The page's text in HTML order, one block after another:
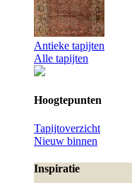
Antieke tapijten
Alle tapijten
Hoogtepunten
Tapijtoverzicht
Nieuw binnen
Inspiratie